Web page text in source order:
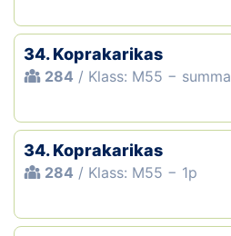
34. Koprakarikas
284 / Klass: M55 − summa
34. Koprakarikas
284 / Klass: M55 − 1p